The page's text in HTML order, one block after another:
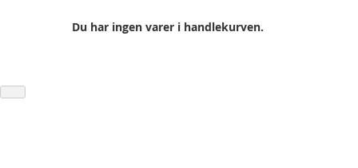
Du har ingen varer i handlekurven.